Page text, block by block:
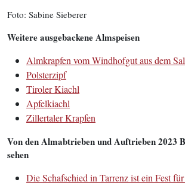
Foto: Sabine Sieberer
Weitere ausgebackene Almspeisen
Almkrapfen vom Windhofgut aus dem
Polsterzipf
Tiroler Kiachl
Apfelkiachl
Zillertaler Krapfen
Von den Almabtrieben und Auftrieben 2023
sehen
Die Schafschied in Tarrenz ist ein Fest